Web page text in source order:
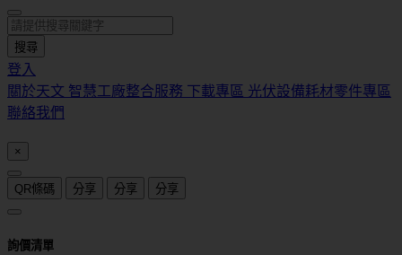
搜尋
登入
關於天文 智慧工廠整合服務 下載專區 光伏設備耗材零件專區
聯絡我們
×
QR條碼 分享 分享 分享
詢價清單